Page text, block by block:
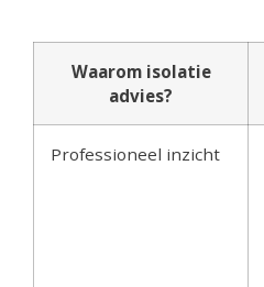
Waarom isolatie
advies?
Professioneel inzicht